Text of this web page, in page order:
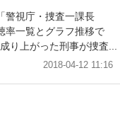
警視庁・捜査一課長
率一覧とグラフ推移で
り上がった刑事が捜査...
2018-04-12 11:16